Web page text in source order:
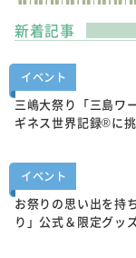
新着記事
イベント
三嶋大祭り「三島ワ
ギネス世界記録®に挑
イベント
お祭りの思い出を持
り」公式＆限定グッ